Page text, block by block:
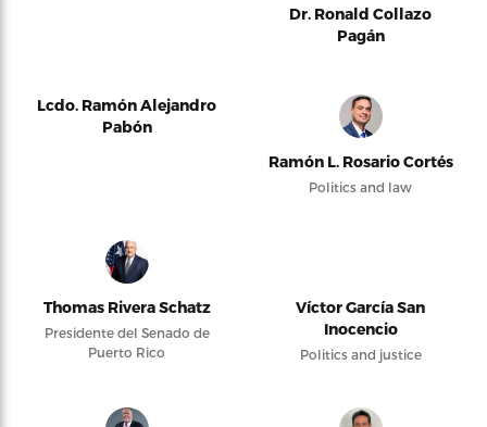
Dr. Ronald Collazo
Pagán
Lcdo. Ramón Alejandro
Pabón
Ramón L. Rosario Cortés
Politics and law
Thomas Rivera Schatz
Presidente del Senado de
Puerto Rico
Víctor García San
Inocencio
Politics and justice